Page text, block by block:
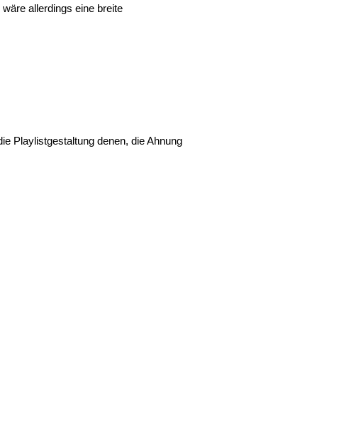
allerdings eine breite
Playlistgestaltung denen, die Ahnung